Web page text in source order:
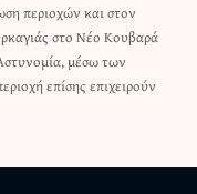
περιοχών και στον
στο Νέο Κουβαρά
μέσω των
επίσης επιχειρούν